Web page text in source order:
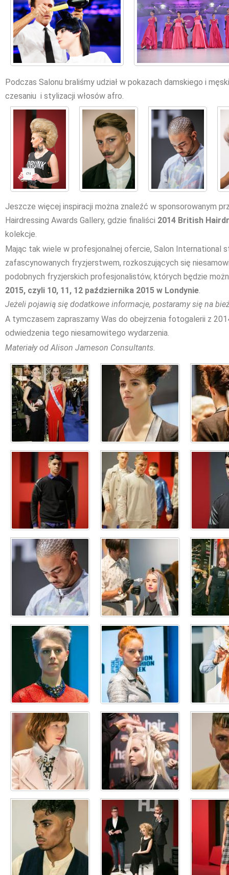
Podczas Salonu braliśmy udział w pokazach damskiego i
czesaniu i stylizacji włosów afro.
Jeszcze więcej inspiracji można znaleźć w sponsorowanym
Hairdressing Awards Gallery, gdzie finaliści 2014 British
kolekcje.
Mając tak wiele w profesjonalnej ofercie, Salon International
zafascynowanych fryzjerstwem, rozkoszujących się
podobnych fryzjerskich profesjonalistów, których będzie
2015, czyli 10, 11, 12 października 2015 w Londynie.
Jeżeli pojawią się dodatkowe informacje, postaramy się na
A tymczasem zapraszamy Was do obejrzenia fotogalerii z
odwiedzenia tego niesamowitego wydarzenia.
Materiały od Alison Jameson Consultants.